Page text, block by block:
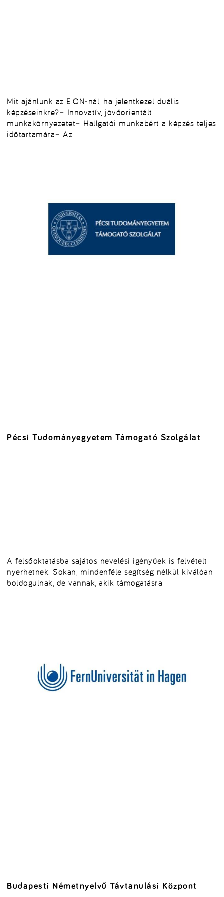
Mit ajánlunk az E.ON-nál, ha jelentkezel duális
képzéseinkre?– Innovatív, jövőorientált
munkakörnyezetet– Hallgatói munkabért a képzés teljes
időtartamára– Az
Pécsi Tudományegyetem Támogató Szolgálat
A felsőoktatásba sajátos nevelési igényűek is felvételt
nyerhetnek. Sokan, mindenféle segítség nélkül kiválóan
boldogulnak, de vannak, akik támogatásra
Budapesti Németnyelvű Távtanulási Központ